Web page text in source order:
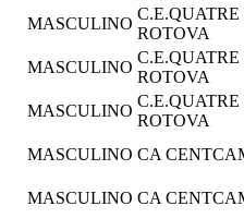
MASCULINO
C.E.QUATRE
ROTOVA
MASCULINO
C.E.QUATRE
ROTOVA
MASCULINO
C.E.QUATRE
ROTOVA
MASCULINO CA
MASCULINO CA